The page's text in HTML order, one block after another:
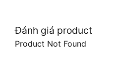
Đánh giá product
Product Not Found